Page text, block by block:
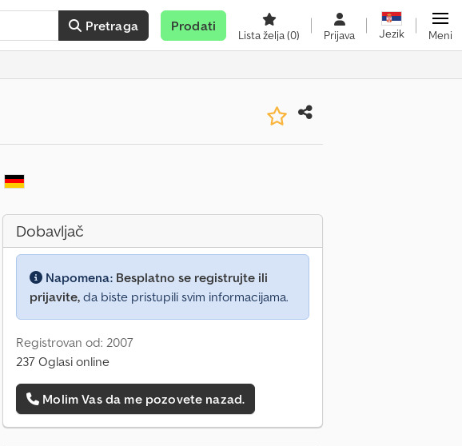
Pretraga Prodati
Lista želja(0) Prijava Jezik Meni
Dobavljač
Napomena: Besplatno se registrujte ili
prijavite, da biste pristupili svim informacijama.
Registrovan od: 2007
237 Oglasi online
Molim Vas da me pozovete nazad.